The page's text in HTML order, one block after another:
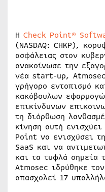
Η Check Point®
(NASDAQ: CHKP),
ασφάλειας στον
ανακοίνωσε την
νέα start-up,
γρήγορο εντοπισμό
κακόβουλων
επικίνδυνων
τη διόρθωση
κίνηση αυτή
Point να ενισχύσει
SaaS και να
και τα τυφλά σημεία
Atmosec ιδρύθηκε
απασχολεί 17